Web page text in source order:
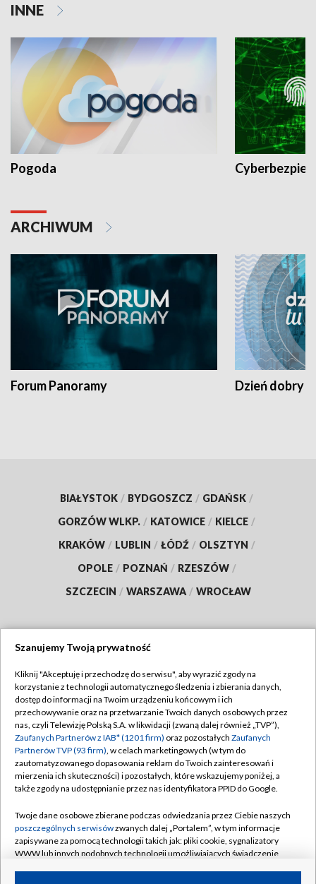
INNE
Pogoda
ARCHIWUM
Forum Panoramy Dzień dobry
BIAŁYSTOK / BYDGOSZCZ / GDAŃSK /
GORZÓW WLKP. / KATOWICE / KIELCE /
KRAKÓW / LUBLIN / ŁÓDŹ / OLSZTYN /
OPOLE / POZNAŃ / RZESZÓW /
SZCZECIN / WARSZAWA / WROCŁAW
TVP
Abonament TVP
Emisja w TVP
Centrum informacji TVP
Naziemna Telewizja Cyfrowa
Rada Programowa
System NOS
Informacje o nadawcy
Regulamin TVP
Polityka prywatności
Moje zgody
Pomoc
Kontakt
Kanały
Szanujemy Twoją prywatność
Kliknij "Akceptuję i przechodzę do serwisu", aby wyrazić zgody na
korzystanie z technologii automatycznego śledzenia i zbierania danych,
dostęp do informacji na Twoim urządzeniu końcowym i ich
przechowywanie oraz na przetwarzanie Twoich danych osobowych przez
nas, czyli Telewizję Polską S.A. w likwidacji (zwaną dalej również „TVP”),
Zaufanych Partnerów z IAB* (1201 firm) oraz pozostałych Zaufanych
Partnerów TVP (93 firm), w celach marketingowych (w tym do
zautomatyzowanego dopasowania reklam do Twoich zainteresowań i
mierzenia ich skuteczności) i pozostałych, które wskazujemy poniżej, a
także zgody na udostępnianie przez nas identyfikatora PPID do Google.
Twoje dane osobowe zbierane podczas odwiedzania przez Ciebie naszych
poszczególnych serwisówzwanych dalej „Portalem”, w tym informacje
zapisywane za pomocą technologii takich jak: pliki cookie, sygnalizatory
WWW lub innych podobnych technologii umożliwiających świadczenie